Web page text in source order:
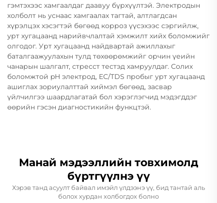
гэмтэхээс хамгаалдаг даавуу бүрхүүлтэй. Электродын
холболт нь уснаас хамгаалах тагтай, алтлагдсан
хүрэлцэх хэсэгтэй бөгөөд корроз үүсэхээс сэргийлж,
урт хугацаанд нарийвчлалтай хэмжилт хийх боломжийг
олгодог. Урт хугацаанд найдвартай ажиллахыг
баталгаажуулахын тулд төхөөрөмжийг орчин үеийн
чанарын шалгалт, стресст тестэд хамруулдаг. Солих
боломжтой pH электрод, EC/TDS пробыг урт хугацаанд
ашиглах зориулалттай хиймэл бөгөөд, засвар
үйлчилгээ шаардлагатай бол хэрэглэгчид мэдэгддэг
өөрийн гэсэн диагностикийн функцтэй.
Манай мэдээллийн товхимолд
бүртгүүлнэ үү
Хэрэв танд асуулт байвал имэйл үлдээнэ үү, бид тантай аль
болох хурдан холбогдох болно